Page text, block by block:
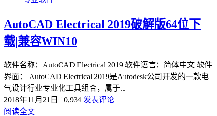
AutoCAD Electrical 2019破解版64位下
载|兼容WIN10
软件名称：AutoCAD Electrical 2019 软件语言：简体中文 软件
界面： AutoCAD Electrical 2019是Autodesk公司开发的一款电
气设计行业专业化工具组合，属于...
2018年11月21日 10,934 发表评论
阅读全文